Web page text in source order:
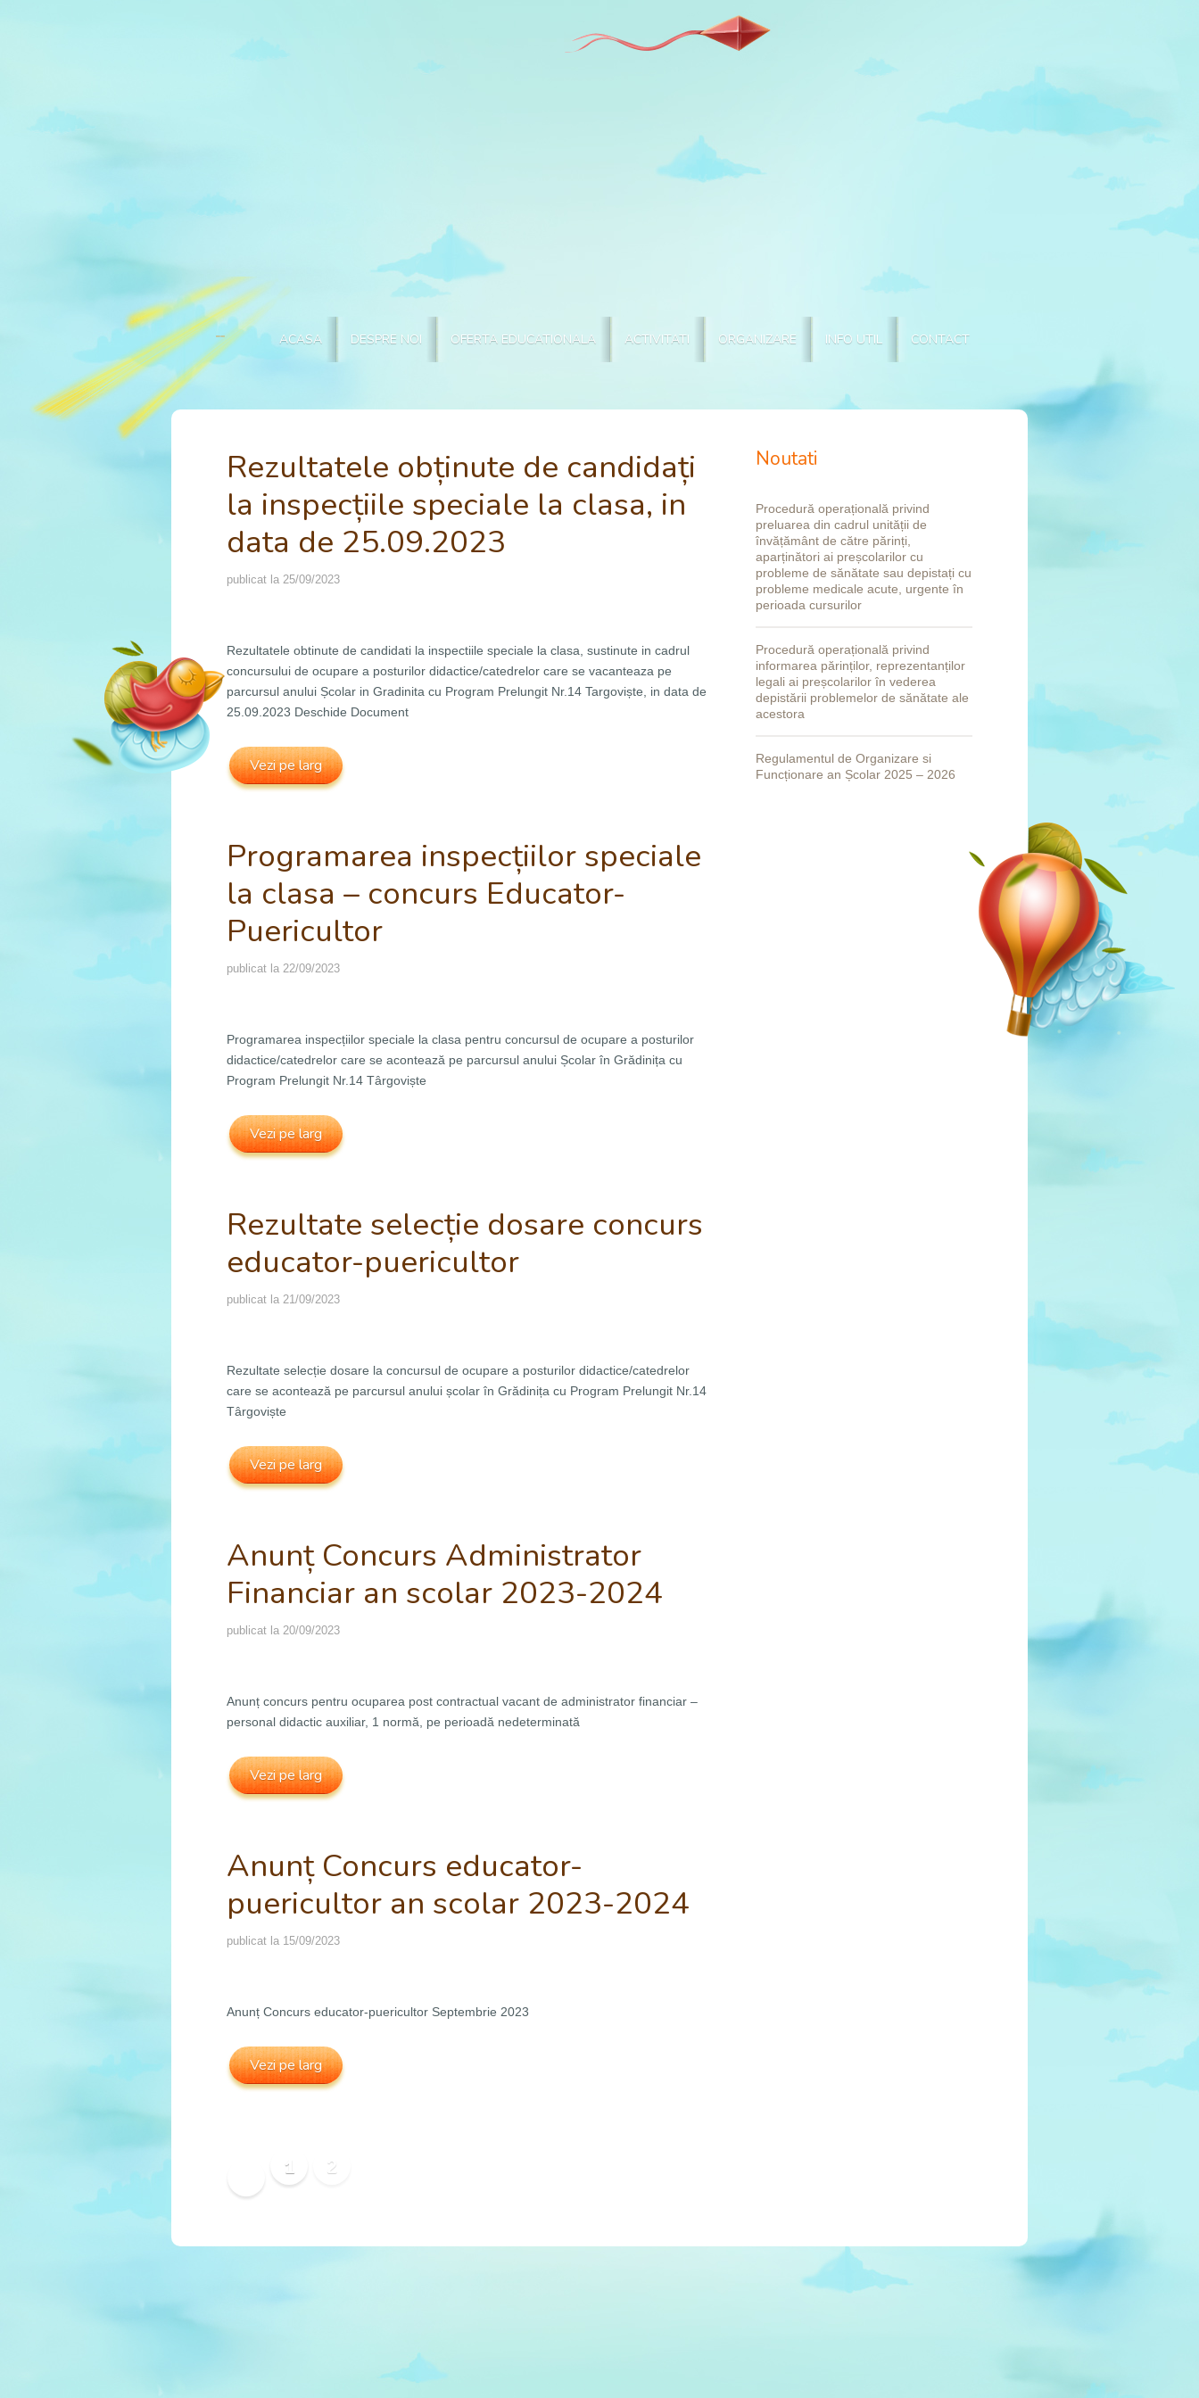
ACASA DESPRE NOI OFERTA EDUCATIONALA ACTIVITATI ORGANIZARE INFO UTIL CONTACT
Rezultatele obținute de candidați
la inspecțiile speciale la clasa, in
data de 25.09.2023
publicat la 25/09/2023
Rezultatele obtinute de candidati la inspectiile speciale la clasa, sustinute in cadrul
concursului de ocupare a posturilor didactice/catedrelor care se vacanteaza pe
parcursul anului Școlar in Gradinita cu Program Prelungit Nr.14 Targoviște, in data de
25.09.2023 Deschide Document
Vezi pe larg
Programarea inspecțiilor speciale
la clasa – concurs Educator-
Puericultor
publicat la 22/09/2023
Programarea inspecțiilor speciale la clasa pentru concursul de ocupare a posturilor
didactice/catedrelor care se acontează pe parcursul anului Școlar în Grădinița cu
Program Prelungit Nr.14 Târgoviște
Vezi pe larg
Rezultate selecție dosare concurs
educator-puericultor
publicat la 21/09/2023
Rezultate selecție dosare la concursul de ocupare a posturilor didactice/catedrelor
care se acontează pe parcursul anului școlar în Grădinița cu Program Prelungit Nr.14
Târgoviște
Vezi pe larg
Anunț Concurs Administrator
Financiar an scolar 2023-2024
publicat la 20/09/2023
Anunț concurs pentru ocuparea post contractual vacant de administrator financiar –
personal didactic auxiliar, 1 normă, pe perioadă nedeterminată
Vezi pe larg
Anunț Concurs educator-
puericultor an scolar 2023-2024
publicat la 15/09/2023
Anunț Concurs educator-puericultor Septembrie 2023
Vezi pe larg
1 2
Noutati
Procedură operațională privind
preluarea din cadrul unității de
învățământ de către părinți,
aparținători ai preșcolarilor cu
probleme de sănătate sau depistați cu
probleme medicale acute, urgente în
perioada cursurilor
Procedură operațională privind
informarea părinților, reprezentanților
legali ai preșcolarilor în vederea
depistării problemelor de sănătate ale
acestora
Regulamentul de Organizare si
Funcționare an Școlar 2025 – 2026